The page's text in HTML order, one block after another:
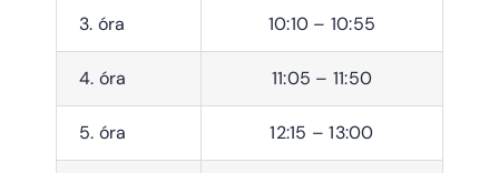
3. óra 10:10 – 10:55
4. óra 11:05 – 11:50
5. óra 12:15 – 13:00